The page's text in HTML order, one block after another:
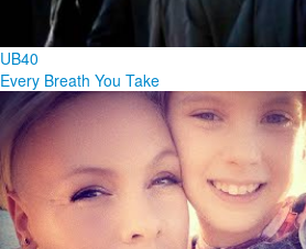
UB40
Every Breath You Take